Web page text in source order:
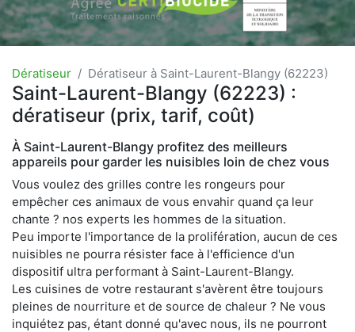
Dératiseur Dératiseur à Saint-Laurent-Blangy (62223)
Saint-Laurent-Blangy (62223) :
dératiseur (prix, tarif, coût)
À Saint-Laurent-Blangy profitez des meilleurs
appareils pour garder les nuisibles loin de chez vous
Vous voulez des grilles contre les rongeurs pour
empêcher ces animaux de vous envahir quand ça leur
chante ? nos experts les hommes de la situation.
Peu importe l'importance de la prolifération, aucun de ces
nuisibles ne pourra résister face à l'efficience d'un
dispositif ultra performant à Saint-Laurent-Blangy.
Les cuisines de votre restaurant s'avèrent être toujours
pleines de nourriture et de source de chaleur ? Ne vous
inquiétez pas, étant donné qu'avec nous, ils ne pourront